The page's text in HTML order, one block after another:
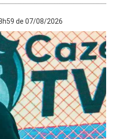
de 07/08/2026